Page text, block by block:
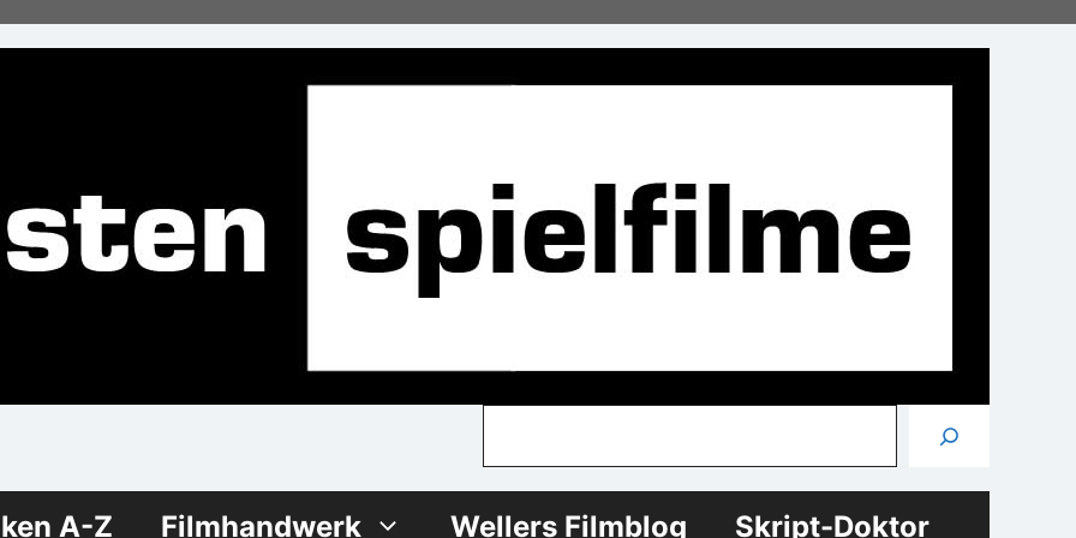
A-Z Filmhandwerk Wellers Filmblog Skript-Doktor